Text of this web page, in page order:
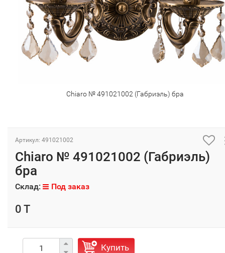
Chiaro № 491021002 (Габриэль) бра
Артикул: 491021002
Chiaro № 491021002 (Габриэль)
бра
Склад: Под заказ
0 T
Купить